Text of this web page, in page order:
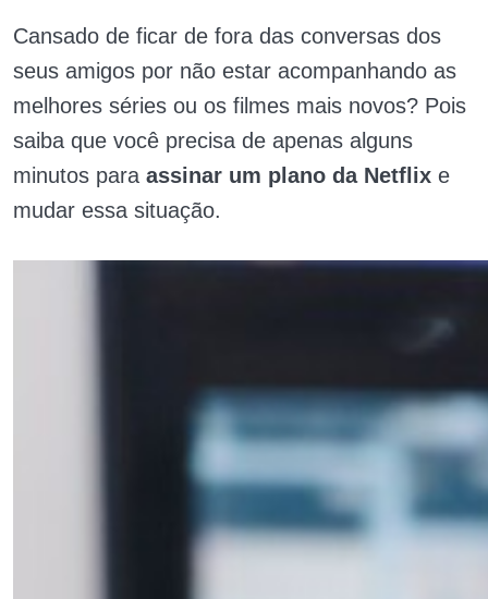
Cansado de ficar de fora das conversas dos
seus amigos por não estar acompanhando as
melhores séries ou os filmes mais novos? Pois
saiba que você precisa de apenas alguns
minutos para assinar um plano da Netflix e
mudar essa situação.